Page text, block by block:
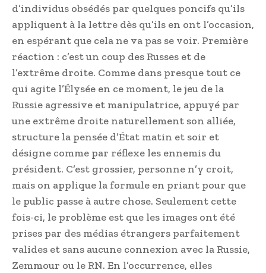
d’individus obsédés par quelques poncifs qu’ils
appliquent à la lettre dès qu’ils en ont l’occasion,
en espérant que cela ne va pas se voir. Première
réaction : c’est un coup des Russes et de
l’extrême droite. Comme dans presque tout ce
qui agite l’Élysée en ce moment, le jeu de la
Russie agressive et manipulatrice, appuyé par
une extrême droite naturellement son alliée,
structure la pensée d’État matin et soir et
désigne comme par réflexe les ennemis du
président. C’est grossier, personne n’y croit,
mais on applique la formule en priant pour que
le public passe à autre chose. Seulement cette
fois-ci, le problème est que les images ont été
prises par des médias étrangers parfaitement
valides et sans aucune connexion avec la Russie,
Zemmour ou le RN. En l’occurrence, elles